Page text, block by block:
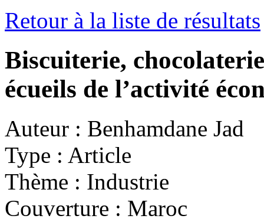
Retour à la liste de résultats
Biscuiterie,
écueils de l’activité
Auteur : Benhamdane Jad
Type : Article
Thème : Industrie
Couverture : Maroc